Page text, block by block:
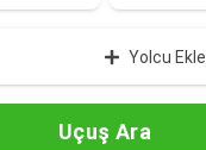
Yolcu Ekle
Uçuş Ara